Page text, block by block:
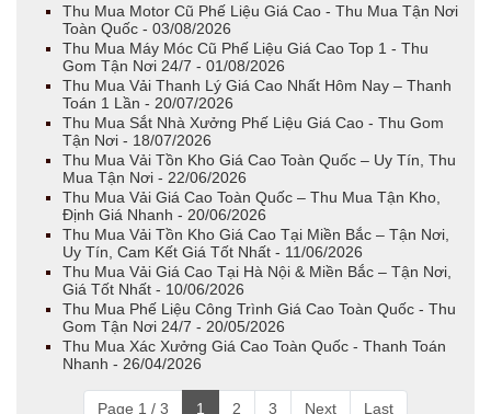
Thu Mua Motor Cũ Phế Liệu Giá Cao - Thu Mua Tận Nơi
Toàn Quốc - 03/08/2026
Thu Mua Máy Móc Cũ Phế Liệu Giá Cao Top 1 - Thu
Gom Tận Nơi 24/7 - 01/08/2026
Thu Mua Vải Thanh Lý Giá Cao Nhất Hôm Nay – Thanh
Toán 1 Lần - 20/07/2026
Thu Mua Sắt Nhà Xưởng Phế Liệu Giá Cao - Thu Gom
Tận Nơi - 18/07/2026
Thu Mua Vải Tồn Kho Giá Cao Toàn Quốc – Uy Tín, Thu
Mua Tận Nơi - 22/06/2026
Thu Mua Vải Giá Cao Toàn Quốc – Thu Mua Tận Kho,
Định Giá Nhanh - 20/06/2026
Thu Mua Vải Tồn Kho Giá Cao Tại Miền Bắc – Tận Nơi,
Uy Tín, Cam Kết Giá Tốt Nhất - 11/06/2026
Thu Mua Vải Giá Cao Tại Hà Nội & Miền Bắc – Tận Nơi,
Giá Tốt Nhất - 10/06/2026
Thu Mua Phế Liệu Công Trình Giá Cao Toàn Quốc - Thu
Gom Tận Nơi 24/7 - 20/05/2026
Thu Mua Xác Xưởng Giá Cao Toàn Quốc - Thanh Toán
Nhanh - 26/04/2026
Page 1 / 3 1 2 3 Next Last